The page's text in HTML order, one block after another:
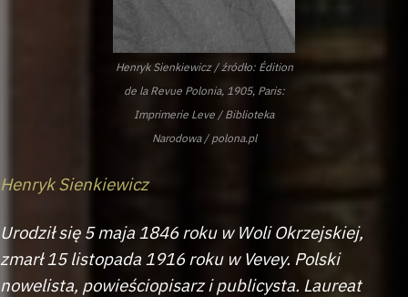
Henryk Sienkiewicz / źródło: Édition
de la Revue Polonia, 1905, Paris:
Imprimerie Leve / Biblioteka
Narodowa / polona.pl
Henryk Sienkiewicz
Urodził się 5 maja 1846 roku w Woli Okrzejskiej,
zmarł 15 listopada 1916 roku w Vevey. Polski
nowelista, powieściopisarz i publicysta. Laureat